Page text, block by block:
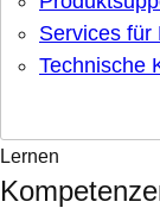
Services für
Technische
Lernen